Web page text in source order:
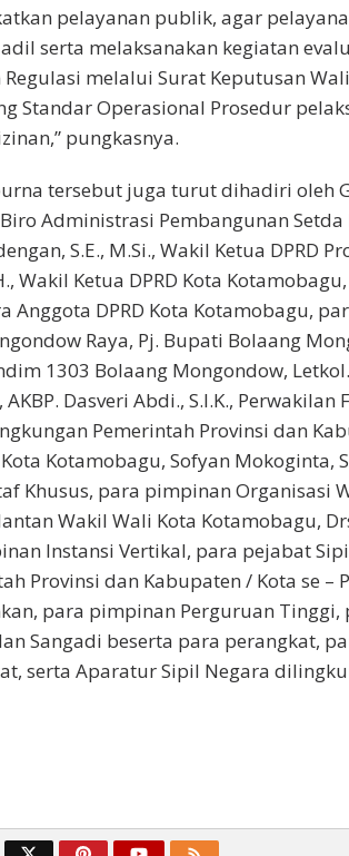
pelayanan publik, agar
serta melaksanakan kegiatan
melalui Surat Keputusan
Standar Operasional Prosedur
pungkasnya.
tersebut juga turut dihadiri oleh
Administrasi Pembangunan Setda
S.E., M.Si., Wakil Ketua DPRD
Wakil Ketua DPRD Kota
Anggota DPRD Kota Kotamobagu,
Raya, Pj. Bupati Bolaang
1303 Bolaang Mongondow,
Dasveri Abdi., S.I.K.,
Pemerintah Provinsi dan
Kotamobagu, Sofyan Mokoginta,
Khusus, para pimpinan Organisasi
Wakil Wali Kota Kotamobagu,
Instansi Vertikal, para pejabat
Provinsi dan Kabupaten / Kota se –
para pimpinan Perguruan
Sangadi beserta para perangkat,
serta Aparatur Sipil Negara